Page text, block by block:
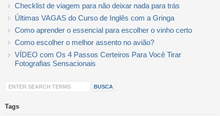
Checklist de viagem para não deixar nada para trás
Últimas VAGAS do Curso de Inglês com a Gringa
Como aprender o essencial para escolher o vinho certo
Como escolher o melhor assento no avião?
VÍDEO com Os 4 Passos Certeiros Para Você Tirar
Fotografias Sensacionais
Tags